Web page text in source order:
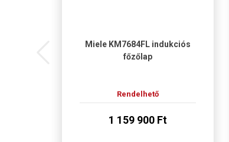
Miele KM7684FL indukciós
főzőlap
Rendelhető
1 159 900 Ft